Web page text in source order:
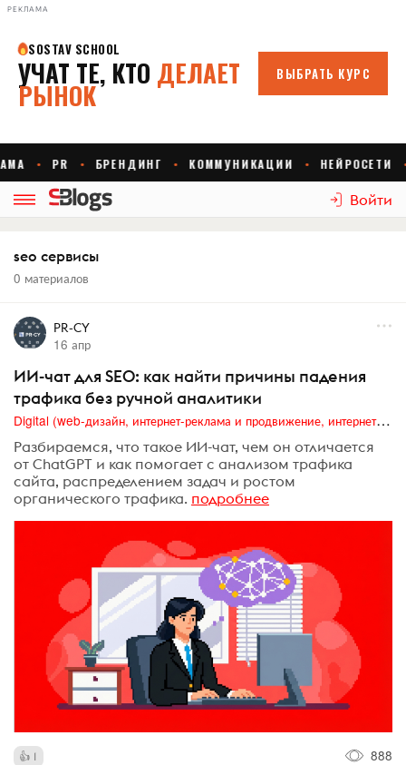
РЕКЛАМА
Войти
seo сервисы
0 материалов
PR-CY
16 апр
ИИ-чат для SEO: как найти причины падения
трафика без ручной аналитики
Digital (web-дизайн, интернет-реклама и продвижение, интернет-сообщества и блоги, интернет-коммуникации, мобильный маркетинг, реклама на цифровых экранах)
Разбираемся, что такое ИИ-чат, чем он отличается
от ChatGPT и как помогает с анализом трафика
сайта, распределением задач и ростом
органического трафика. подробнее
1 888